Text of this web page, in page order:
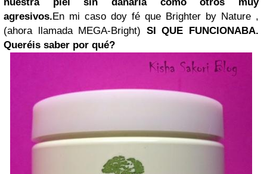
agresivos.En mi caso doy fé que Brighter by Nature ,
(ahora llamada MEGA-Bright) SI QUE FUNCIONABA.
Queréis saber por qué?